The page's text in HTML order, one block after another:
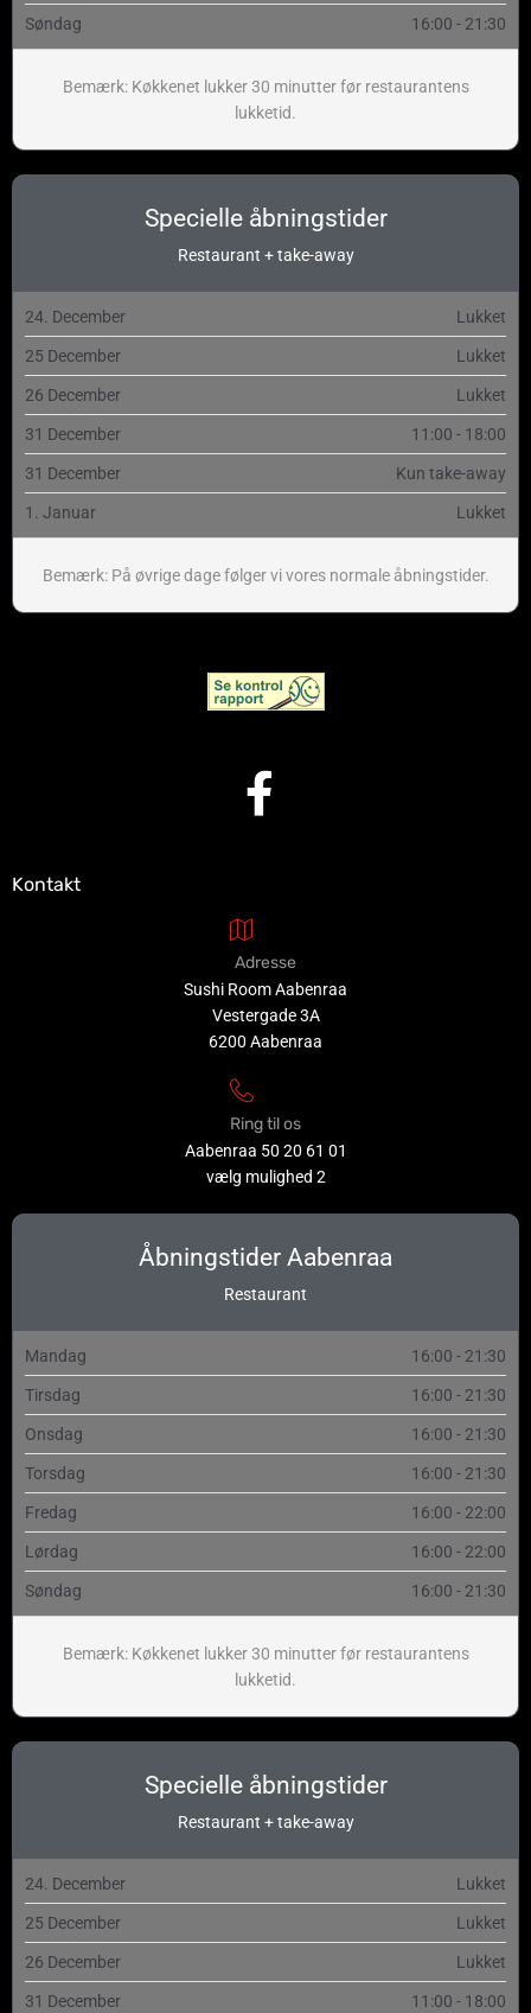
Søndag 16:00 - 21:30
Bemærk: Køkkenet lukker 30 minutter før restaurantens
lukketid.
Specielle åbningstider
Restaurant + take-away
24. December Lukket
25 December Lukket
26 December Lukket
31 December 11:00 - 18:00
31 December Kun take-away
1. Januar Lukket
Bemærk: På øvrige dage følger vi vores normale åbningstider.
Kontakt
Adresse
Sushi Room Aabenraa
Vestergade 3A
6200 Aabenraa
Ring til os
Aabenraa 50 20 61 01
vælg mulighed 2
Åbningstider Aabenraa
Restaurant
Mandag 16:00 - 21:30
Tirsdag 16:00 - 21:30
Onsdag 16:00 - 21:30
Torsdag 16:00 - 21:30
Fredag 16:00 - 22:00
Lørdag 16:00 - 22:00
Søndag 16:00 - 21:30
Bemærk: Køkkenet lukker 30 minutter før restaurantens
lukketid.
Specielle åbningstider
Restaurant + take-away
24. December Lukket
25 December Lukket
26 December Lukket
31 December 11:00 - 18:00